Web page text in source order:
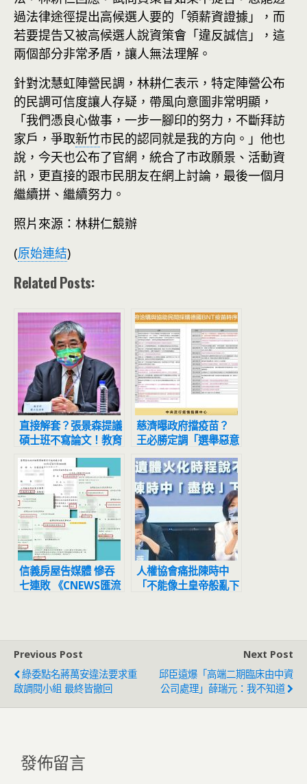
過法律途徑提出高候選人要的「領薪資證據」，而
若要提告又被高候選人說資策會「違反誠信」，這
兩個部分非常矛盾，讓人無法理解。
針對沈慧虹陣營民調，林耕仁表示，特定陣營公布
的民調可信度讓人存疑，帶風向意圖非常明顯，
「我們憑良心做事，一步一腳印的努力，不斷拜訪
家戶，爭取新竹市民的認同就是我的方向。」他也
說，今天也公布了官網，統合了市政願景、活動資
訊，更直接的跟市民朋友在網上討論，最後一個月
繼續拼、繼續努力。
照片來源：林耕仁競辦
(原始連結)
Related Posts:
直接解套？張景森提議
碩士班不寫論文！教育
部：研議中
慈濟曝政府擋疫苗？
王必勝定調「選舉惡意
操作」、「有造謠」
信義房屋告媒體 慘吞
七連敗 《CNEWS匯流
人權協會痛批陳時中
「不能像土皇帝般亂下
Previous Post
綠委點名蔣萬安違法要求重
啟調閱小組 最終皆撤回
Next Post
邱臣遠爆「高端二期臨床由中資
公司處理」薛瑞元：我不知道
發佈留言